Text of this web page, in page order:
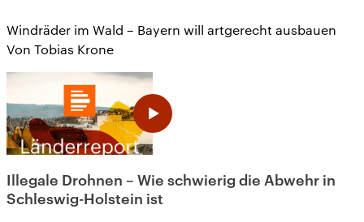
Windräder im Wald – Bayern will artgerecht ausbauen
Von Tobias Krone
Illegale Drohnen – Wie schwierig die Abwehr in
Schleswig-Holstein ist